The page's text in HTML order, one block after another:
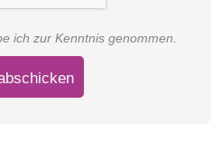
ich zur Kenntnis genommen.